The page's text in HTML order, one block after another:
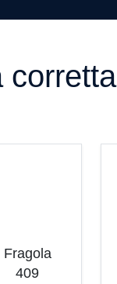
corretta
Fragola
409